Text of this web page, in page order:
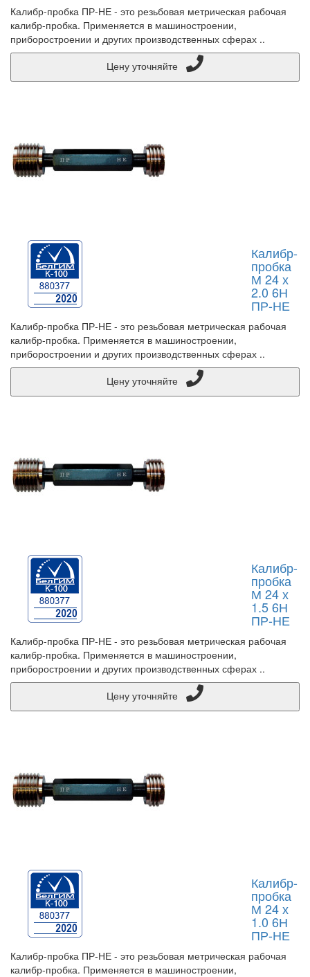
Калибр-пробка ПР-НЕ - это резьбовая метрическая рабочая
калибр-пробка. Применяется в машиностроении,
приборостроении и других производственных сферах ..
Калибр-
пробка
М 24 х
2.0 6Н
ПР-НЕ
Калибр-пробка ПР-НЕ - это резьбовая метрическая рабочая
калибр-пробка. Применяется в машиностроении,
приборостроении и других производственных сферах ..
Калибр-
пробка
М 24 х
1.5 6Н
ПР-НЕ
Калибр-пробка ПР-НЕ - это резьбовая метрическая рабочая
калибр-пробка. Применяется в машиностроении,
приборостроении и других производственных сферах ..
Калибр-
пробка
М 24 х
1.0 6Н
ПР-НЕ
Калибр-пробка ПР-НЕ - это резьбовая метрическая рабочая
калибр-пробка. Применяется в машиностроении,